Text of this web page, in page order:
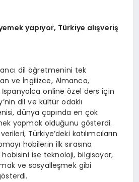
yapıyor, Türkiye alışveriş
dil öğretmenini tek
ve İngilizce, Almanca,
İspanyolca online özel ders için
dil ve kültür odaklı
dünya çapında en çok
yapmak olduğunu gösterdi.
Türkiye’deki katılımcıların
hobilerin ilk sırasına
hobisini ise teknoloji, bilgisayar,
ve sosyalleşmek gibi